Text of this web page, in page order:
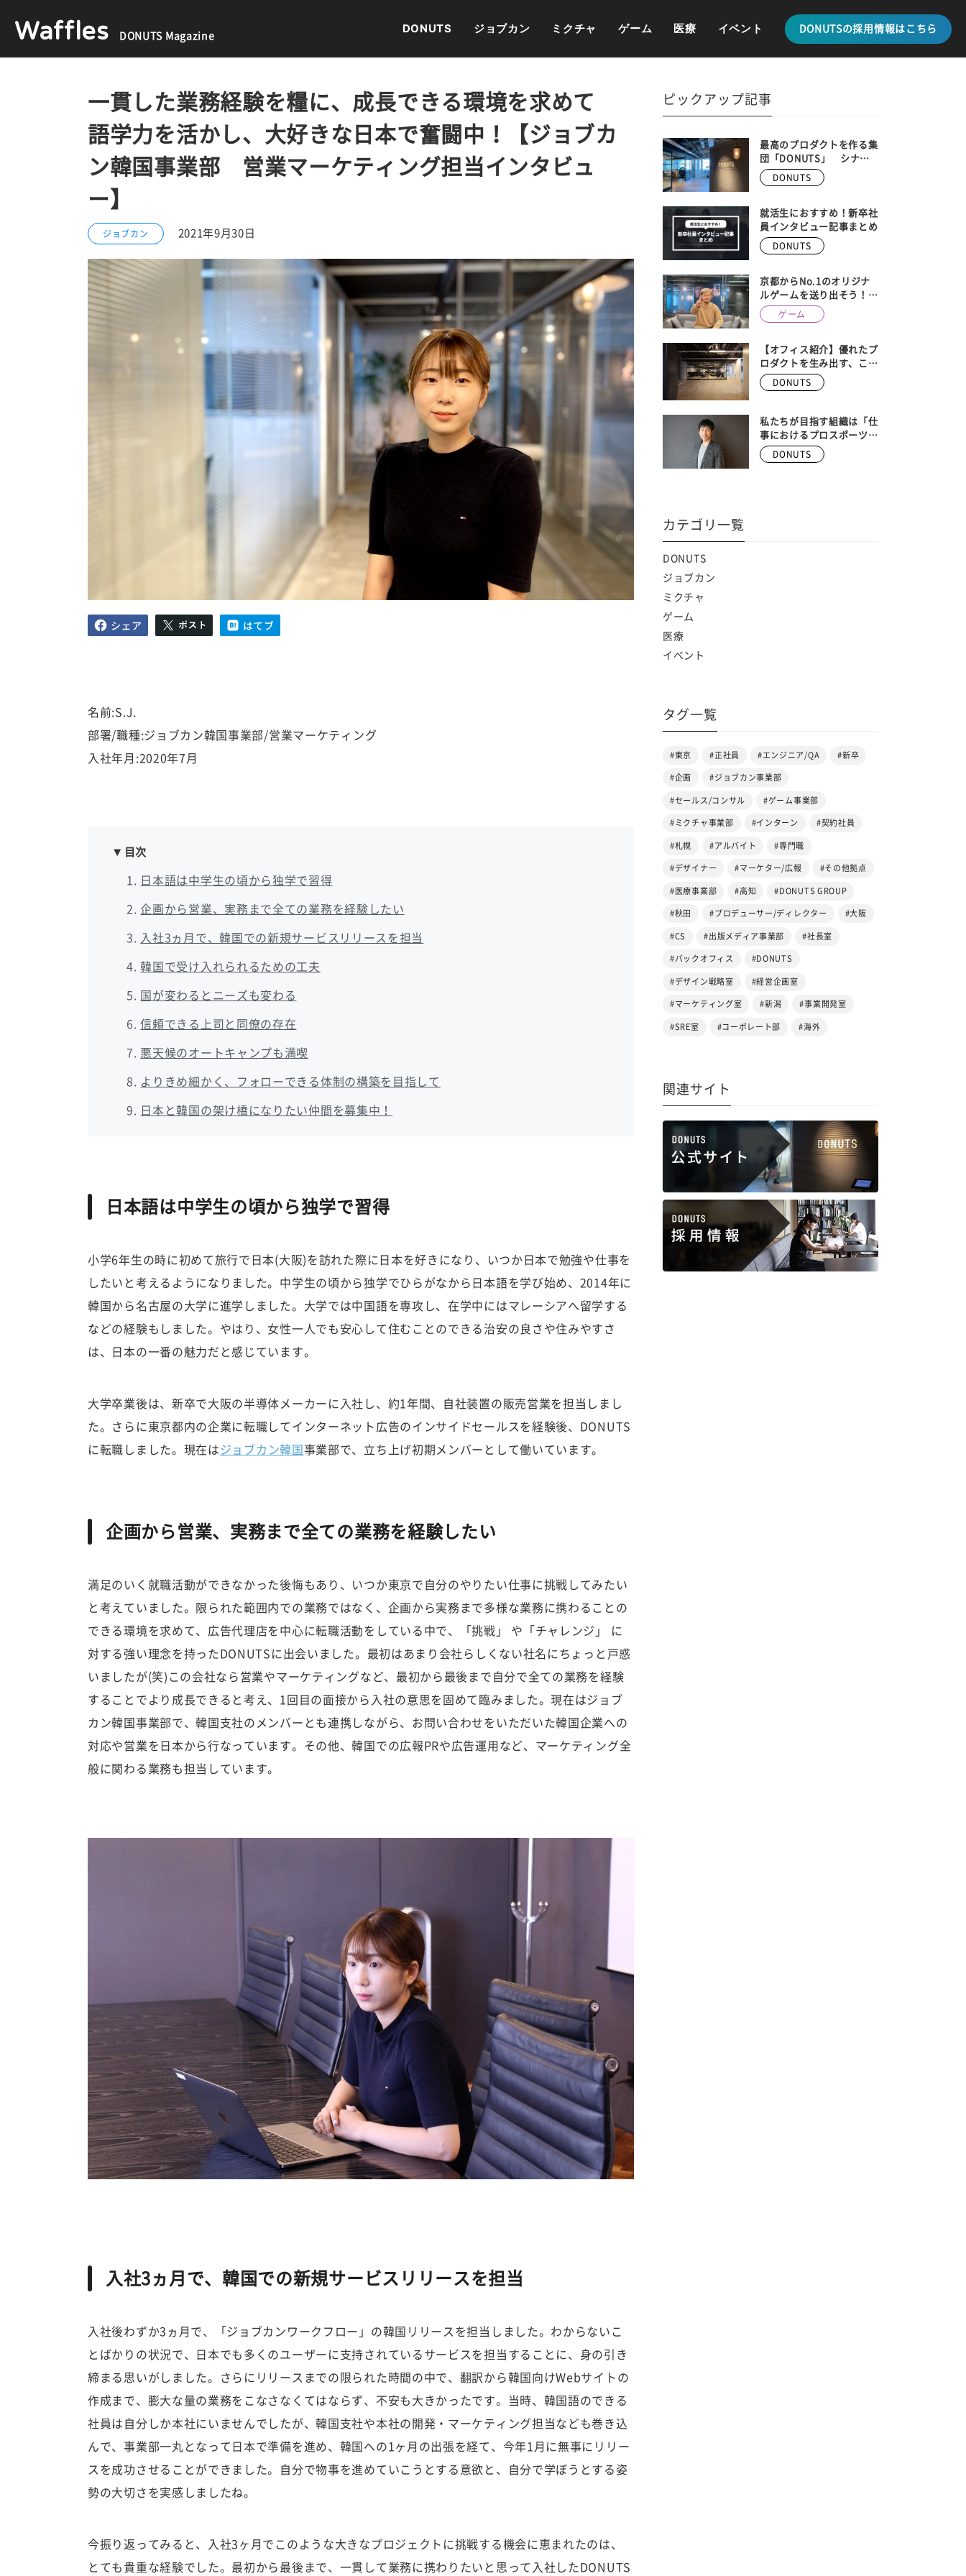
Waffles DONUTS Magazine
DONUTS ジョブカン ミクチャ ゲーム 医療 イベント DONUTSの採用情報はこちら
一貫した業務経験を糧に、成長できる環境を求めて
語学力を活かし、大好きな日本で奮闘中！【ジョブカ
ン韓国事業部 営業マーケティング担当インタビュ
ー】
ジョブカン 2021年9月30日
名前:S.J.
部署/職種:ジョブカン韓国事業部/営業マーケティング
入社年月:2020年7月
目次
日本語は中学生の頃から独学で習得
企画から営業、実務まで全ての業務を経験したい
入社3ヵ月で、韓国での新規サービスリリースを担当
韓国で受け入れられるための工夫
国が変わるとニーズも変わる
信頼できる上司と同僚の存在
悪天候のオートキャンプも満喫
よりきめ細かく、フォローできる体制の構築を目指して
日本と韓国の架け橋になりたい仲間を募集中！
日本語は中学生の頃から独学で習得
小学6年生の時に初めて旅行で日本(大阪)を訪れた際に日本を好きになり、いつか日本で勉強や仕事を
したいと考えるようになりました。中学生の頃から独学でひらがなから日本語を学び始め、2014年に
韓国から名古屋の大学に進学しました。大学では中国語を専攻し、在学中にはマレーシアへ留学する
などの経験もしました。やはり、女性一人でも安心して住むことのできる治安の良さや住みやすさ
は、日本の一番の魅力だと感じています。
大学卒業後は、新卒で大阪の半導体メーカーに入社し、約1年間、自社装置の販売営業を担当しまし
た。さらに東京都内の企業に転職してインターネット広告のインサイドセールスを経験後、DONUTS
に転職しました。現在はジョブカン韓国 事業部で、立ち上げ初期メンバーとして働いています。
企画から営業、実務まで全ての業務を経験したい
満足のいく就職活動ができなかった後悔もあり、いつか東京で自分のやりたい仕事に挑戦してみたい
と考えていました。限られた範囲内での業務ではなく、企画から実務まで多様な業務に携わることの
できる環境を求めて、広告代理店を中心に転職活動をしている中で、「挑戦」 や「チャレンジ」 に
対する強い理念を持ったDONUTSに出会いました。最初はあまり会社らしくない社名にちょっと戸惑
いましたが(笑)この会社なら営業やマーケティングなど、最初から最後まで自分で全ての業務を経験
することでより成長できると考え、1回目の面接から入社の意思を固めて臨みました。現在はジョブ
カン韓国事業部で、韓国支社のメンバーとも連携しながら、お問い合わせをいただいた韓国企業への
対応や営業を日本から行なっています。その他、韓国での広報PRや広告運用など、マーケティング全
般に関わる業務も担当しています。
入社3ヵ月で、韓国での新規サービスリリースを担当
入社後わずか3ヵ月で、「ジョブカンワークフロー」の韓国リリースを担当しました。わからないこ
とばかりの状況で、日本でも多くのユーザーに支持されているサービスを担当することに、身の引き
締まる思いがしました。さらにリリースまでの限られた時間の中で、翻訳から韓国向けWebサイトの
作成まで、膨大な量の業務をこなさなくてはならず、不安も大きかったです。当時、韓国語のできる
社員は自分しか本社にいませんでしたが、韓国支社や本社の開発・マーケティング担当なども巻き込
んで、事業部一丸となって日本で準備を進め、韓国への1ヶ月の出張を経て、今年1月に無事にリリー
スを成功させることができました。自分で物事を進めていこうとする意欲と、自分で学ぼうとする姿
勢の大切さを実感しましたね。
今振り返ってみると、入社3ヶ月でこのような大きなプロジェクトに挑戦する機会に恵まれたのは、
とても貴重な経験でした。最初から最後まで、一貫して業務に携わりたいと思って入社したDONUTS
ピックアップ記事
最高のプロダクトを作る集
団「DONUTS」 シナ
ジーを生み出す、最新の事
業内容を全紹介
DONUTS
就活生におすすめ！新卒社
員インタビュー記事まとめ
DONUTS
京都からNo.1のオリジナ
ルゲームを送り出そう！
DONUTS GAMES、京都メ
ンバー大募集！！ 【株式
ゲーム事業部長 安藤武博
インタビュー】
ゲーム
【オフィス紹介】優れたプ
ロダクトを生み出す、こだ
わりの空間。Donutsの本
社オフィスを大公開！
DONUTS
私たちが目指す組織は「仕
事におけるプロスポーツ
チーム」
DONUTS
カテゴリ一覧
DONUTS
ジョブカン
ミクチャ
ゲーム
医療
イベント
タグ一覧
#東京 #正社員 #エンジニア/QA #新卒
#企画 #ジョブカン事業部
#セールス/コンサル #ゲーム事業部
#ミクチャ事業部 #インターン #契約社員
#札幌 #アルバイト #専門職
#デザイナー #マーケター/広報 #その他拠点
#医療事業部 #高知 #DONUTS GROUP
#秋田 #プロデューサー/ディレクター #大阪
#CS #出版メディア事業部 #社長室
#バックオフィス #DONUTS
#デザイン戦略室 #経営企画室
#マーケティング室 #新潟 #事業開発室
#SRE室 #コーポレート部 #海外
関連サイト